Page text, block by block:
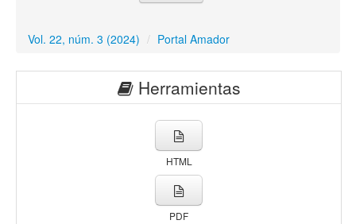
Vol. 22, núm. 3 (2024) / Portal Amador
Herramientas
HTML
PDF